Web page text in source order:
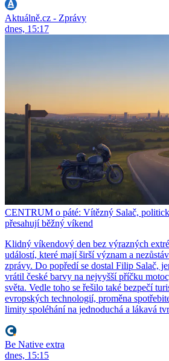
Aktuálně.cz - Zprávy
dnes, 15:17
CENTRUM o páté: Vítězný Salač,
přesahují běžný víkend
Klidný víkendový den bez výrazných
událostí, které mají širší význam a
zprávy. Do popředí se dostal Filip Salač,
vrátil české barvy na nejvyšší příčku
světa. Vedle toho se řešilo také bezpečí
evropských technologií, proměna
limity spoléhání na jednoduchá a lákavá
Be Native extra
dnes, 15:15